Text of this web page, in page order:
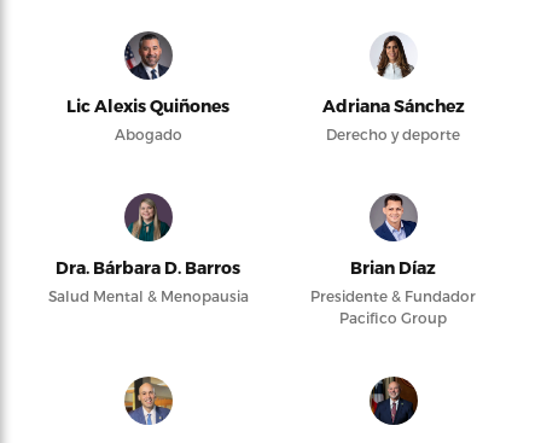
Lic Alexis Quiñones
Abogado
Adriana Sánchez
Derecho y deporte
Dra. Bárbara D. Barros
Salud Mental & Menopausia
Brian Díaz
Presidente & Fundador
Pacifico Group